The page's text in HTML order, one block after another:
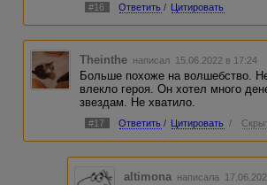
#16 Ответить / Цитировать
Theinthe написал 15.06.2022 в 17:24
Больше похоже на волшебство.
влекло героя. Он хотел много
звездам. Не хватило.
#17 Ответить / Цитировать /
altimona написала